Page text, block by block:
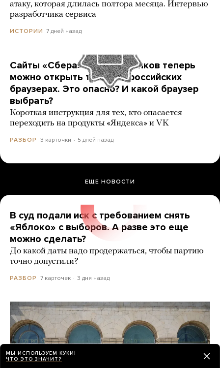
атаку, которая длилась полтора месяца. Интервью
разработчика сервиса
ИСТОРИИ 7 дней назад
Сайты «Сбера» и других банков теперь
можно открыть только в российских
браузерах. Это опасно? И какой браузер
выбрать?
Короткая инструкция для тех, кто опасается
переходить на продукты «Яндекса» и VK
РАЗБОР 3 карточки 5 дней назад
ЕЩЕ НОВОСТИ
В суд подали иск с требованием снять
«Яблоко» с выборов. А разве это еще
можно сделать?
До какой даты надо продержаться, чтобы партию
точно допустили?
РАЗБОР 7 карточек 3 дня назад
МЫ ИСПОЛЬЗУЕМ КУКИ!
ЧТО ЭТО ЗНАЧИТ?